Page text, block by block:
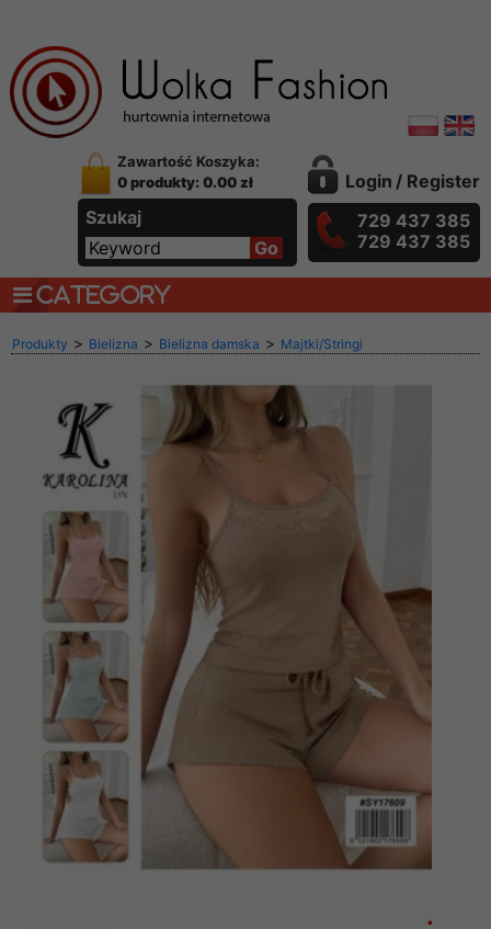
Zawartość Koszyka:
0 produkty: 0.00 zł
Szukaj
Login / Register
729 437 385
729 437 385
CATEGORY
Produkty > Bielizna > Bielizna damska > Majtki/Stringi